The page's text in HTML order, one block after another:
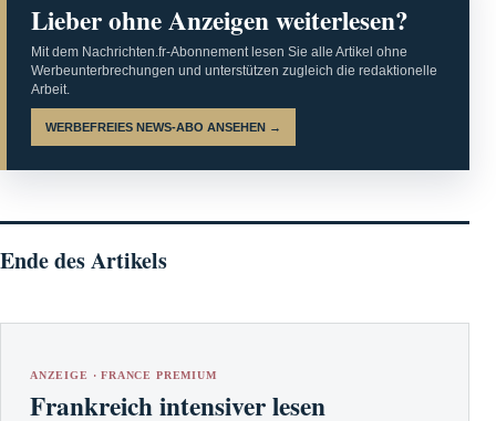
Lieber ohne Anzeigen weiterlesen?
Mit dem Nachrichten.fr-Abonnement lesen Sie alle Artikel ohne
Werbeunterbrechungen und unterstützen zugleich die redaktionelle
Arbeit.
WERBEFREIES NEWS-ABO ANSEHEN →
Ende des Artikels
ANZEIGE · FRANCE PREMIUM
Frankreich intensiver lesen